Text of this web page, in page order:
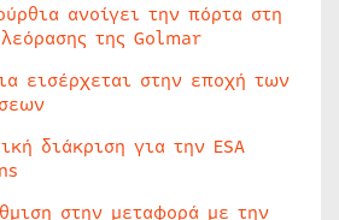
ανοίγει την πόρτα στη
της Golmar
εισέρχεται στην εποχή των
διάκριση για την ESA
στην μεταφορά με την